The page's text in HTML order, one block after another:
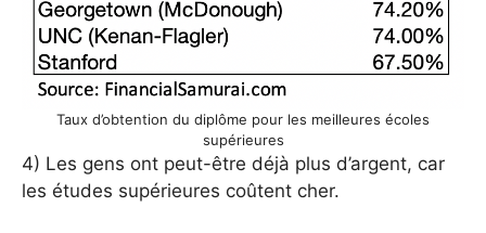
Taux d’obtention du diplôme pour les meilleures écoles
supérieures
4) Les gens ont peut-être déjà plus d’argent, car
les études supérieures coûtent cher.